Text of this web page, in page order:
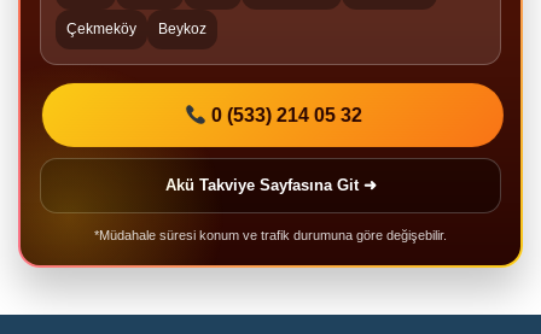
Çekmeköy Beykoz
0 (533) 214 05 32
Akü Takviye Sayfasına Git ➜
*Müdahale süresi konum ve trafik durumuna göre değişebilir.